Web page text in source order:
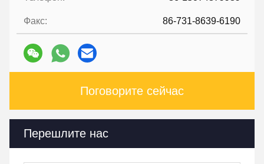
Факс: 86-731-8639-6190
Поговорите сейчас
Перешлите нас